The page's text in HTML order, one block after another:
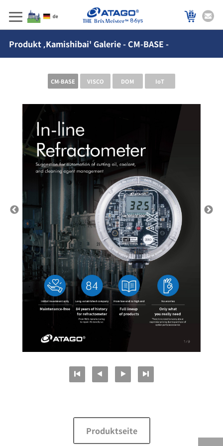
86ys
Produkt ‚Kamishibai' Galerie - CM-BASE -
CM-BASE VISCO DOM IoT
Produktseite